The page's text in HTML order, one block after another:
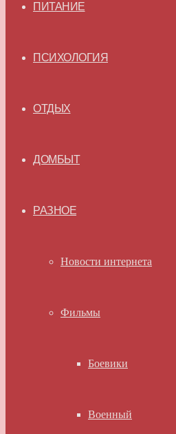
ПИТАНИЕ
ПСИХОЛОГИЯ
ОТДЫХ
ДОМБЫТ
РАЗНОЕ
Новости интернета
Фильмы
Боевики
Военный